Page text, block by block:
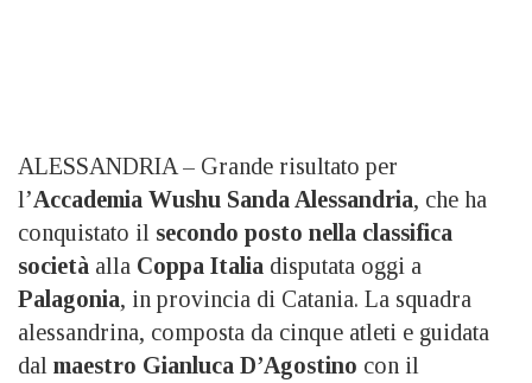
ALESSANDRIA – Grande risultato per
l’Accademia Wushu Sanda Alessandria, che ha
conquistato il secondo posto nella classifica
società alla Coppa Italia disputata oggi a
Palagonia, in provincia di Catania. La squadra
alessandrina, composta da cinque atleti e guidata
dal maestro Gianluca D’Agostino con il